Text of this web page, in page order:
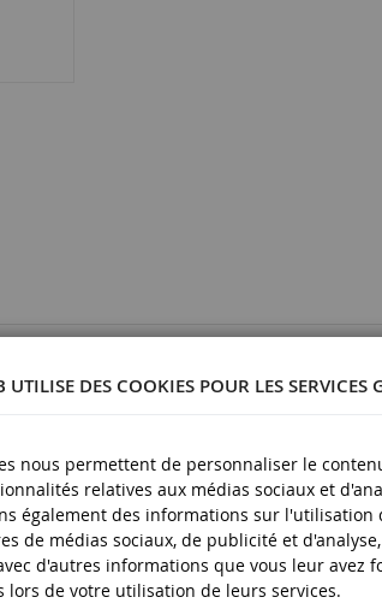
UTILISE DES COOKIES POUR LES SERVICES
nous permettent de personnaliser le
relatives aux médias sociaux et
également des informations sur l'utilisation
de médias sociaux, de publicité et
d'autres informations que vous leur avez
lors de votre utilisation de leurs services.